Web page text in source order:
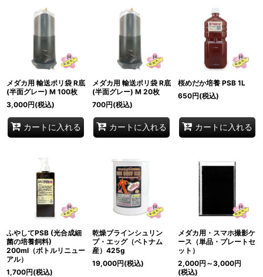
メダカ用 輸送ポリ袋 R底
(半面グレー) M 100枚
3,000円(税込)
カートに入れる
メダカ用 輸送ポリ袋 R底
(半面グレー) M 20枚
700円(税込)
カートに入れる
桜めだか培養 PSB 1L
650円(税込)
カートに入れる
ふやしてPSB (光合成細
菌の培養飼料)
200ml（ボトルリニュー
アル）
1,700円(税込)
乾燥ブラインシュリン
プ・エッグ（ベトナム
産）425g
19,000円(税込)
メダカ用・スマホ撮影ケ
ース（単品・プレートセ
ット）
2,000円 ～3,000円
(税込)